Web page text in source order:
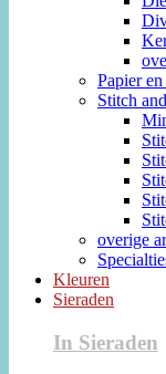
Papier
Stitch
overige
Kleuren
Sieraden
In Sieraden